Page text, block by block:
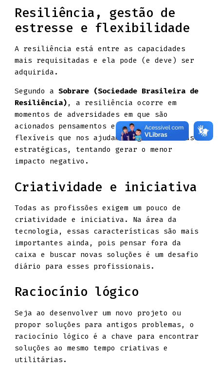
Resiliência, gestão de
estresse e flexibilidade
A resiliência está entre as capacidades
mais requisitadas e ela pode (e deve) ser
adquirida.
Segundo a Sobrare (Sociedade Brasileira de
Resiliência) , a resiliência ocorre em
momentos de adversidades em que são
acionados pensamentos e comportamentos
flexíveis que nos ajudam a agir de formas
estratégicas, tentando gerar o menor
impacto negativo.
Criatividade e iniciativa
Todas as profissões exigem um pouco de
criatividade e iniciativa. Na área da
tecnologia, essas características são mais
importantes ainda, pois pensar fora da
caixa e buscar novas soluções é um desafio
diário para esses profissionais.
Raciocínio lógico
Seja ao desenvolver um novo projeto ou
propor soluções para antigos problemas, o
raciocínio lógico é a chave para encontrar
soluções ao mesmo tempo criativas e
utilitárias.